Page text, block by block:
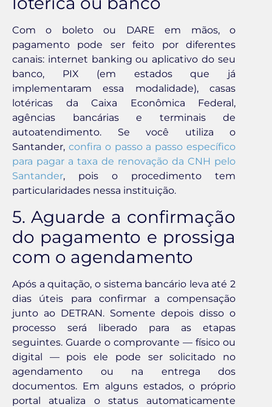
Com o boleto ou DARE em mãos, o
pagamento pode ser feito por diferentes
canais: internet banking ou aplicativo do seu
banco, PIX (em estados que já
implementaram essa modalidade), casas
lotéricas da Caixa Econômica Federal,
agências bancárias e terminais de
autoatendimento. Se você utiliza o
Santander, confira o passo a passo específico
para pagar a taxa de renovação da CNH pelo
Santander, pois o procedimento tem
particularidades nessa instituição.
5. Aguarde a confirmação
do pagamento e prossiga
com o agendamento
Após a quitação, o sistema bancário leva até 2
dias úteis para confirmar a compensação
junto ao DETRAN. Somente depois disso o
processo será liberado para as etapas
seguintes. Guarde o comprovante — físico ou
digital — pois ele pode ser solicitado no
agendamento ou na entrega dos
documentos. Em alguns estados, o próprio
portal atualiza o status automaticamente